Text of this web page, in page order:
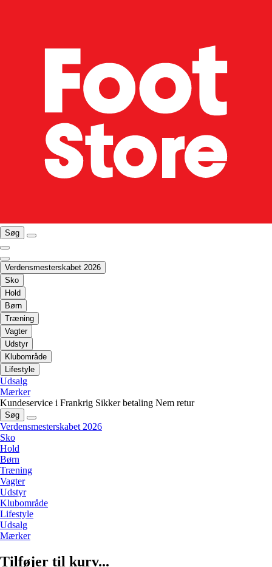
Søg
Verdensmesterskabet 2026
Sko
Hold
Børn
Træning
Vagter
Udstyr
Klubområde
Lifestyle
Udsalg
Mærker
Kundeservice i Frankrig Sikker betaling Nem retur
Søg
Verdensmesterskabet 2026
Sko
Hold
Børn
Træning
Vagter
Udstyr
Klubområde
Lifestyle
Udsalg
Mærker
Tilføjer til kurv...